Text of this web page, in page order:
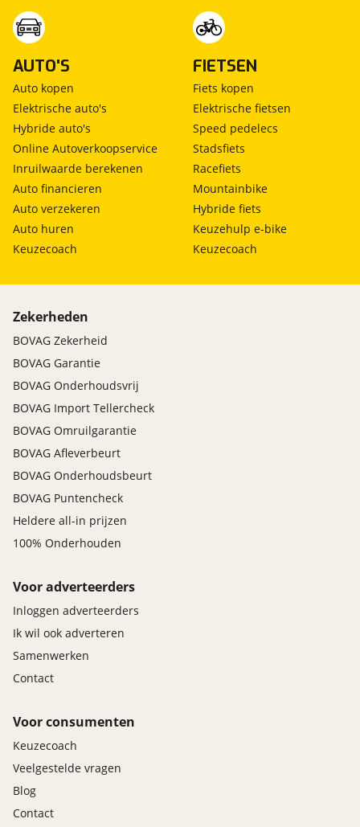
AUTO'S
Auto kopen
Elektrische auto's
Hybride auto's
Online Autoverkoopservice
Inruilwaarde berekenen
Auto financieren
Auto verzekeren
Auto huren
Keuzecoach
FIETSEN
Fiets kopen
Elektrische fietsen
Speed pedelecs
Stadsfiets
Racefiets
Mountainbike
Hybride fiets
Keuzehulp e-bike
Keuzecoach
Zekerheden
BOVAG Zekerheid
BOVAG Garantie
BOVAG Onderhoudsvrij
BOVAG Import Tellercheck
BOVAG Omruilgarantie
BOVAG Afleverbeurt
BOVAG Onderhoudsbeurt
BOVAG Puntencheck
Heldere all-in prijzen
100% Onderhouden
Voor adverteerders
Inloggen adverteerders
Ik wil ook adverteren
Samenwerken
Contact
Voor consumenten
Keuzecoach
Veelgestelde vragen
Blog
Contact